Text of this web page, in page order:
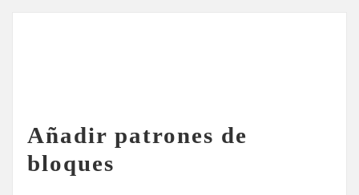
Añadir patrones de
bloques